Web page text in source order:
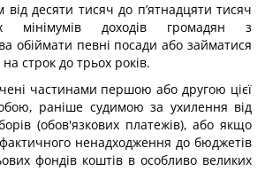
десяти тисяч до п’ятнадцяти тисяч
мінімумів доходів громадян з
обіймати певні посади або займатися
строк до трьох років.
частинами першою або другою цієї
раніше судимою за ухилення від
(обов'язкових платежів), або якщо
ненадходження до бюджетів
фондів коштів в особливо великих